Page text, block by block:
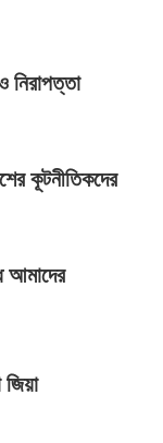
নিরাপত্তা
কূটনীতিকদের
আমাদের
জিয়া